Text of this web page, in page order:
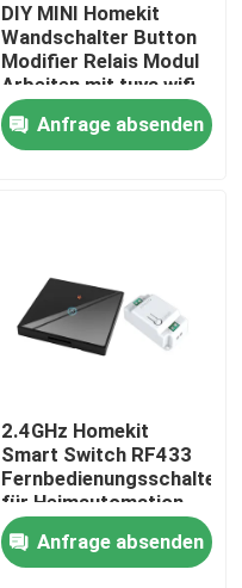
DIY MINI Homekit
Wandschalter Button
Modifier Relais Modul
Arbeiten mit tuya wifi
App Unterstützung
Anfrage absenden
2.4GHz Homekit
Smart Switch RF433
Fernbedienungsschalter
für Heimautomation
unterstützen mehrere
Funktionen
Anfrage absenden